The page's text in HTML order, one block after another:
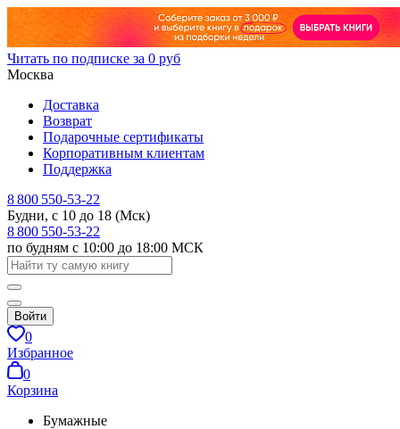
Читать по подписке за 0 руб
Москва
Доставка
Возврат
Подарочные сертификаты
Корпоративным клиентам
Поддержка
8 800 550-53-22
Будни, с 10 до 18 (Мск)
8 800 550-53-22
по будням с 10:00 до 18:00 МСК
Войти
0
Избранное
0
Корзина
Бумажные